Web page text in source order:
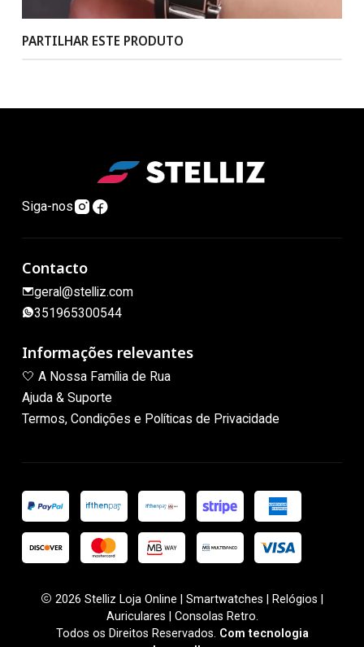
PARTILHAR ESTE PRODUTO
Siga-nos
Contacto
geral@stelliz.com
351965300544
Informações relevantes
🤍 A Nossa Família de Rua
Ajuda & Suporte
Termos, Condições e Políticas de Privacidade
2026 Stelliz Loja Online | Smartwatches | Relógios |
Auriculares | Consolas Retro.
Todos os Direitos Reservados. Com tecnologia